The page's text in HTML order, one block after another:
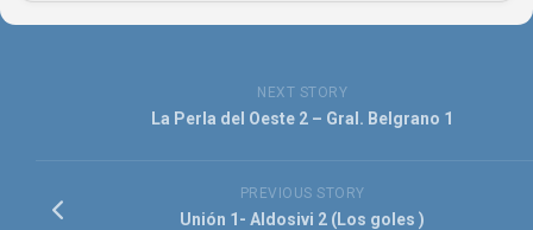
NEXT STORY
La Perla del Oeste 2 – Gral. Belgrano 1
PREVIOUS STORY
Unión 1- Aldosivi 2 (Los goles )